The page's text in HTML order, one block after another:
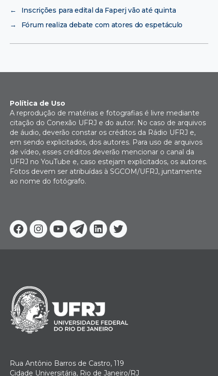
←
Inscrições para edital da Faperj vão até quinta
→
Fórum realiza debate com atores do espetáculo
Facebook
Instagram
YoutubeTelegram
Linkedin
Twitter
Política de Uso
A reprodução de matérias e fotografias é livre mediante
citação do Conexão UFRJ e do autor. No caso de arquivos
de áudio, deverão constar os créditos da Rádio UFRJ e,
em sendo explicitados, dos autores. Para uso de arquivos
de vídeo, esses créditos deverão mencionar o canal da
UFRJ no YouTube e, caso estejam explicitados, os autores.
Fotos devem ser atribuídas à SGCOM/UFRJ, juntamente
ao nome do fotógrafo.
Rua Antônio Barros de Castro, 119
Cidade Universitária, Rio de Janeiro/RJ